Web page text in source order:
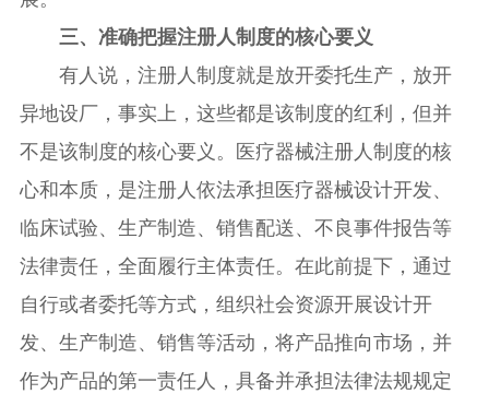
三、准确把握注册人制度的核心要义
有人说，注册人制度就是放开委托生产，放开
异地设厂，事实上，这些都是该制度的红利，但并
不是该制度的核心要义。医疗器械注册人制度的核
心和本质，是注册人依法承担医疗器械设计开发、
临床试验、生产制造、销售配送、不良事件报告等
法律责任，全面履行主体责任。在此前提下，通过
自行或者委托等方式，组织社会资源开展设计开
发、生产制造、销售等活动，将产品推向市场，并
作为产品的第一责任人，具备并承担法律法规规定